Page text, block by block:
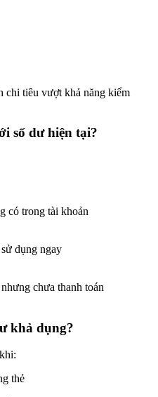
chi tiêu vượt khả năng kiểm
số dư hiện tại?
có trong tài khoản
dụng ngay
chưa thanh toán
khả dụng?
thẻ